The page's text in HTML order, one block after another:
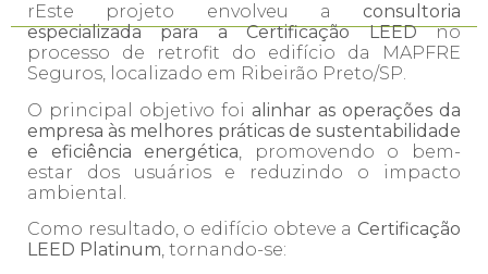
rEste projeto envolveu a consultoria
especializada para a Certificação LEEDno
processo de retrofit do edifício da MAPFRE
Seguros, localizado em Ribeirão Preto/SP.
O principal objetivo foi alinhar as operações da
empresa às melhores práticas de sustentabilidade
e eficiência energética , promovendo o bem-
estar dos usuários e reduzindo o impacto
ambiental.
Como resultado, o edifício obteve a Certificação
LEED Platinum, tornando-se: